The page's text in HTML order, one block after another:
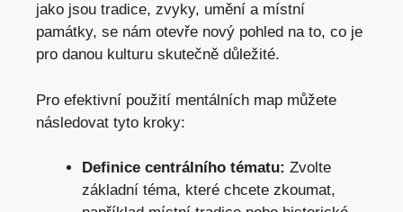
jako jsou tradice, zvyky, umění a místní
památky, se nám otevře nový pohled na to, co je
pro danou kulturu skutečně důležité.
Pro efektivní použití mentálních map můžete
následovat tyto kroky:
Definice centrálního tématu: Zvolte
základní téma, které chcete zkoumat,